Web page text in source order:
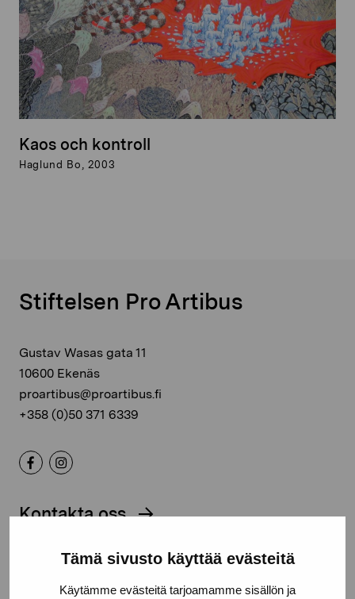
Tämä sivusto käyttää evästeitä
Käytämme evästeitä tarjoamamme sisällön ja
Kaos och kontroll
Haglund Bo, 2003
Stiftelsen Pro Artibus
Gustav Wasas gata 11
10600 Ekenäs
proartibus@proartibus.fi
+358 (0)50 371 6339
Kontakta oss